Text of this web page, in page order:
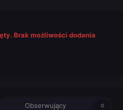
Brak możliwości dodania
Obserwujący 0